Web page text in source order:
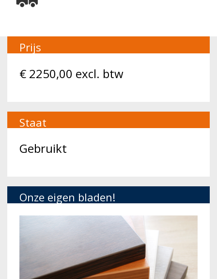
Prijs
€ 2250,00 excl. btw
Staat
Gebruikt
Onze eigen bladen!